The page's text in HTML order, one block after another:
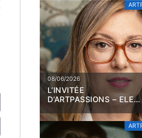
08/06/2026
L’INVITÉE
D’ARTPASSIONS –
FILIPOVIC